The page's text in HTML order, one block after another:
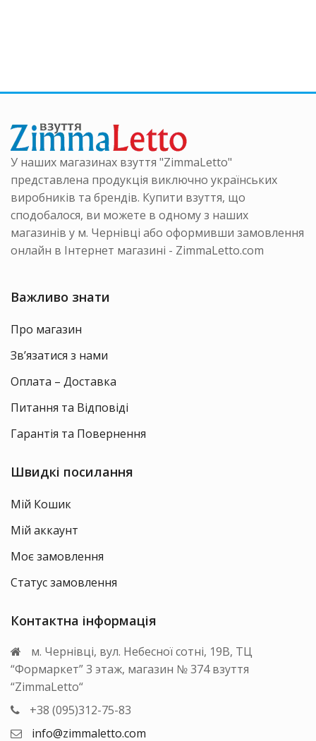
У наших магазинах взуття "ZimmaLetto"
представлена продукція виключно українських
виробників та брендів. Купити взуття, що
сподобалося, ви можете в одному з наших
магазинів у м. Чернівці або оформивши замовлення
онлайн в Інтернет магазині - ZimmaLetto.com
Важливо знати
Про магазин
Зв’язатися з нами
Оплата – Доставка
Питання та Відповіді
Гарантія та Повернення
Швидкі посилання
Мій Кошик
Мій аккаунт
Моє замовлення
Статус замовлення
Контактна інформація
м. Чернівці, вул. Небесної сотні, 19В, ТЦ
“Формаркет” 3 этаж, магазин № 374 взуття
“ZimmaLetto“
+38 (095)312-75-83
info@zimmaletto.com